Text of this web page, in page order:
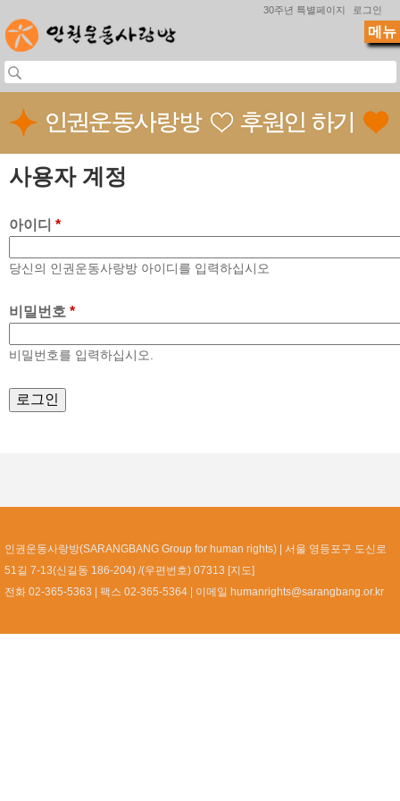
30주년 특별페이지 로그인
사용자 계정
아이디 *
당신의 인권운동사랑방 아이디를 입력하십시오
비밀번호 *
비밀번호를 입력하십시오.
메뉴
인권운동사랑방(SARANGBANG Group for human rights)
서울 영등포구 도신로
51길 7-13(신길동 186-204) /(우편번호) 07313 [지도]
전화 02-365-5363
팩스 02-365-5364 이메일 humanrights@sarangbang.or.kr